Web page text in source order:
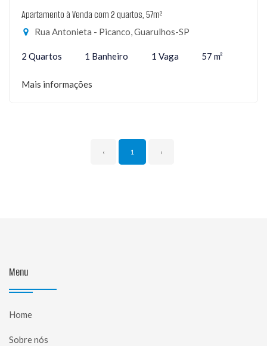
Apartamento à Venda com 2 quartos, 57m²
Rua Antonieta - Picanco, Guarulhos-SP
2 Quartos 1 Banheiro 1 Vaga 57 m²
Mais informações
‹ 1 ›
Menu
Home
Sobre nós